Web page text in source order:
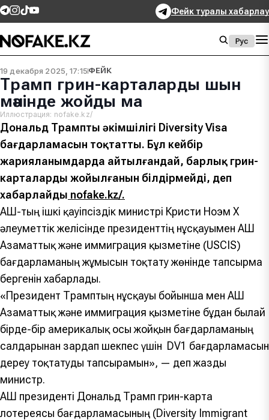
Фейк туралы хабарлау
Рус
19 декабря 2025, 17:15ФЕЙК
Трамп грин-карталарды шын
мәнінде жойды ма
Иллюстрация: nofake.kz/
Дональд Трамптың әкімшілігі Diversity Visa
бағдарламасын тоқтатты. Бұл кейбір
жарияланымдарда айтылғандай, барлық грин-
карталардың жойылғанын білдірмейді, деп
хабарлайды nofake.kz/.
АҚШ-тың ішкі қауіпсіздік министрі Кристи Ноэм X
әлеуметтік желісінде президенттің нұсқауымен АҚШ
Азаматтық және иммиграция қызметіне (USCIS)
бағдарламаның жұмысын тоқтату жөнінде тапсырма
бергенін хабарлады.
«Президент Трамптың нұсқауы бойынша мен АҚШ
Азаматтық және иммиграция қызметіне бұдан былай
бірде-бір америкалық осы жойқын бағдарламаның
салдарынан зардап шекпес үшін DV1 бағдарламасын
дереу тоқтатуды тапсырамын», — деп жазды
министр.
АҚШ президенті Дональд Трамп грин-карта
лотереясы бағдарламасының (Diversity Immigrant